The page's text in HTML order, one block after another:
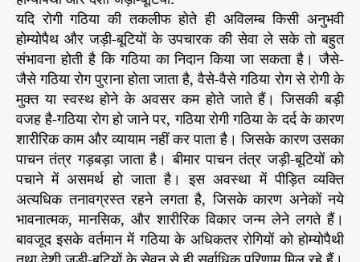
यदि रोगी गठिया की तकलीफ होते ही अविलम्ब किसी अनुभवी
होम्योपैथ और जड़ी-बूटियों के उपचारक की सेवा ले सके तो बहुत
संभावना होती है कि गठिया का निदान किया जा सकता है। जैसे-
जैसे गठिया रोग पुराना होता जाता है, वैसे-वैसे गठिया रोग से रोगी के
मुक्त या स्वस्थ होने के अवसर कम होते जाते हैं। जिसकी बड़ी
वजह है-गठिया रोग हो जाने पर, गठिया रोगी गठिया के दर्द के कारण
शारीरिक काम और व्यायाम नहीं कर पाता है। जिसके कारण उसका
पाचन तंत्र गड़बड़ा जाता है। बीमार पाचन तंत्र जड़ी-बूटियों को
पचाने में असमर्थ हो जाता है। इस अवस्था में पीड़ित व्यक्ति
अत्यधिक तनावग्रस्त रहने लगता है, जिसके कारण अनेकों नये
भावनात्मक, मानसिक, और शारीरिक विकार जन्म लेने लगते हैं।
बावजूद इसके वर्तमान में गठिया के अधिकतर रोगियों को होम्योपैथी